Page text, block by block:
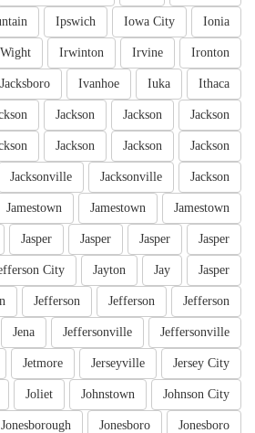
Ionia
Iowa City
Ipswich
Ironton
Irvine
Irwinton
Ithaca
Iuka
Ivanhoe
Jacksboro
Jackson
Jackson
Jackson
Jackson
Jackson
Jackson
Jackson
Jacksonville
Jacksonville
Jamestown
Jamestown
Jamestown
Jasper
Jasper
Jasper
Jasper
Jasper
Jay
Jayton
City
Jefferson
Jefferson
Jefferson
Jeffersonville
Jeffersonville
Jena
Jersey City
Jerseyville
Jetmore
Johnson City
Johnstown
Joliet
Jonesboro
Jonesboro
Jonesborough